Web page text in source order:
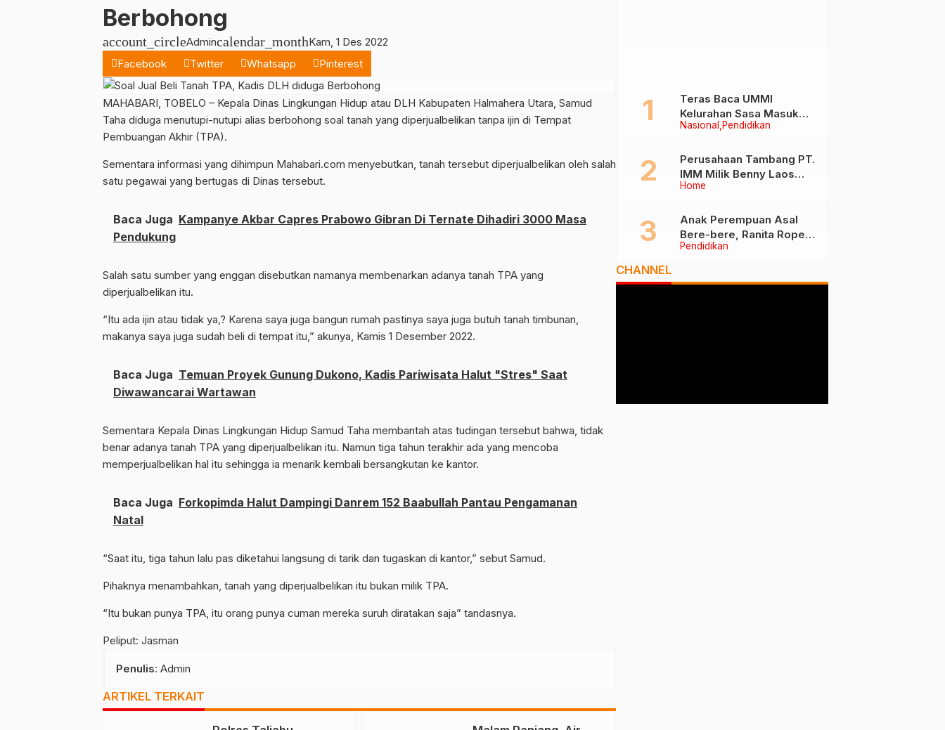
Berbohong
account_circleAdmincalendar_monthKam, 1 Des 2022
Facebook
Twitter Whatsapp Pinterest
MAHABARI, TOBELO – Kepala Dinas Lingkungan Hidup atau DLH Kabupaten Halmahera Utara, Samud
Taha diduga menutupi-nutupi alias berbohong soal tanah yang diperjualbelikan tanpa ijin di Tempat
Pembuangan Akhir (TPA).
Sementara informasi yang dihimpun Mahabari.com menyebutkan, tanah tersebut diperjualbelikan oleh salah
satu pegawai yang bertugas di Dinas tersebut.
Baca Juga Kampanye Akbar Capres Prabowo Gibran Di Ternate Dihadiri 3000 Masa
Pendukung
Salah satu sumber yang enggan disebutkan namanya membenarkan adanya tanah TPA yang
diperjualbelikan itu.
“Itu ada ijin atau tidak ya,? Karena saya juga bangun rumah pastinya saya juga butuh tanah timbunan,
makanya saya juga sudah beli di tempat itu,” akunya, Kamis 1 Desember 2022.
Baca Juga Temuan Proyek Gunung Dukono, Kadis Pariwisata Halut "Stres" Saat
Diwawancarai Wartawan
Sementara Kepala Dinas Lingkungan Hidup Samud Taha membantah atas tudingan tersebut bahwa, tidak
benar adanya tanah TPA yang diperjualbelikan itu. Namun tiga tahun terakhir ada yang mencoba
memperjualbelikan hal itu sehingga ia menarik kembali bersangkutan ke kantor.
Baca Juga Forkopimda Halut Dampingi Danrem 152 Baabullah Pantau Pengamanan
Natal
“Saat itu, tiga tahun lalu pas diketahui langsung di tarik dan tugaskan di kantor,” sebut Samud.
Pihaknya menambahkan, tanah yang diperjualbelikan itu bukan milik TPA.
“Itu bukan punya TPA, itu orang punya cuman mereka suruh diratakan saja” tandasnya.
Peliput: Jasman
Penulis: Admin
ARTIKEL TERKAIT
Nasional Pendidikan
Teras Baca UMMI
Kelurahan Sasa Masuk
Tiga Besar Nasional, Tim
Ternate
Home
Perusahaan Tambang PT.
IMM Milik Benny Laos
Diduga Tak Miliki Izin HPH
Pendidikan
Anak Perempuan Asal
Bere-bere, Ranita Rope
Dikukuhkan Sebagai Guru
CHANNEL